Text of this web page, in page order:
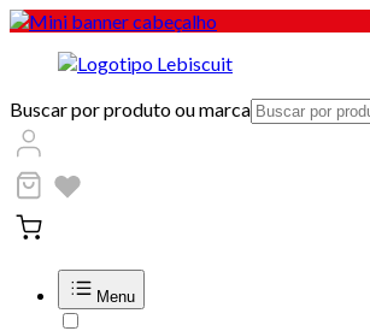
Buscar por produto ou marca
Menu